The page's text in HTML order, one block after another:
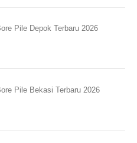
Pile Depok Terbaru 2026
Pile Bekasi Terbaru 2026